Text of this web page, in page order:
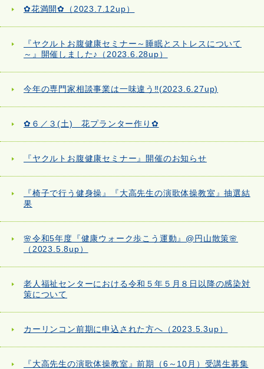
✿花満開✿（2023.7.12up）
『ヤクルトお腹健康セミナー～睡眠とストレスについて
～』開催しました♪（2023.6.28up）
今年の専門家相談事業は一味違う‼(2023.6.27up)
✿６／３(土) 花プランター作り✿
『ヤクルトお腹健康セミナー』開催のお知らせ
『椅子で行う健身操』『大高先生の演歌体操教室』抽選結
果
🌸令和5年度『健康ウォーク歩こう運動』@円山散策🌸
（2023.5.8up）
老人福祉センターにおける令和５年５月８日以降の感染対
策について
カーリンコン前期に申込された方へ（2023.5.3up）
『大高先生の演歌体操教室』前期（6～10月）受講生募集